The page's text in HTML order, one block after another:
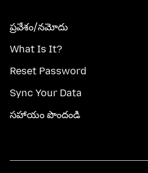
ప్రవేశం/నమోదు
What Is It?
Reset Password
Sync Your Data
సహాయం పొందండి